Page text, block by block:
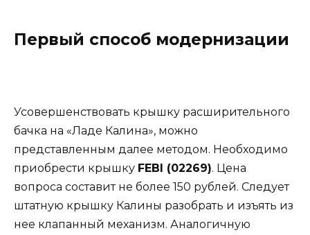
Первый способ модернизации
Усовершенствовать крышку расширительного
бачка на «Ладе Калина», можно
представленным далее методом. Необходимо
приобрести крышку FEBI (02269). Цена
вопроса составит не более 150 рублей. Следует
штатную крышку Калины разобрать и изъять из
нее клапанный механизм. Аналогичную